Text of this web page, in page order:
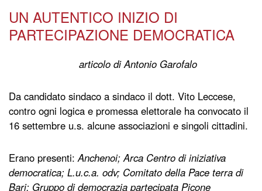
UN AUTENTICO INIZIO DI
PARTECIPAZIONE DEMOCRATICA
articolo di Antonio Garofalo
Da candidato sindaco a sindaco il dott. Vito Leccese,
contro ogni logica e promessa elettorale ha convocato il
16 settembre u.s. alcune associazioni e singoli cittadini.
Erano presenti:Anchenoi; Arca Centro di iniziativa
democratica; L.u.c.a. odv; Comitato della Pace terra di
Bari; Gruppo di democrazia partecipata Picone